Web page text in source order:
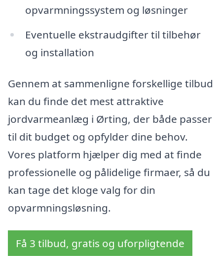
opvarmningssystem og løsninger
Eventuelle ekstraudgifter til tilbehør
og installation
Gennem at sammenligne forskellige tilbud
kan du finde det mest attraktive
jordvarmeanlæg i Ørting, der både passer
til dit budget og opfylder dine behov.
Vores platform hjælper dig med at finde
professionelle og pålidelige firmaer, så du
kan tage det kloge valg for din
opvarmningsløsning.
Få 3 tilbud, gratis og uforpligtende